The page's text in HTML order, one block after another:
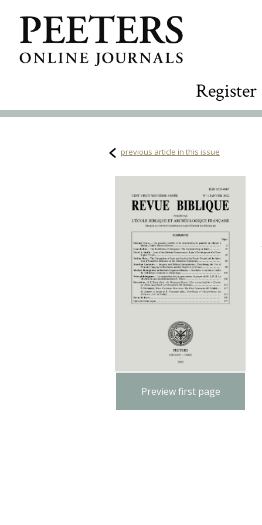
Register
previous article in this issue
Preview first page